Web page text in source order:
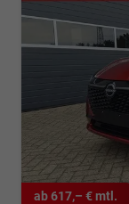
ab 617,– € mtl.